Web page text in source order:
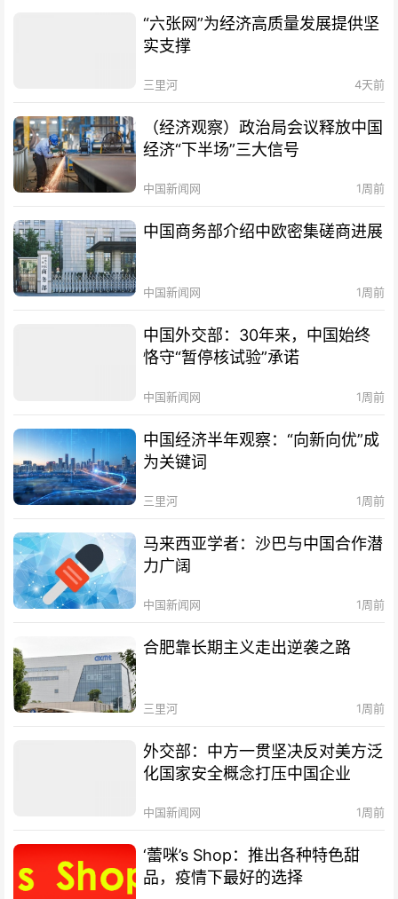
“六张网”为经济高质量发展提供坚
实支撑
三里河 4天前
（经济观察）政治局会议释放中国
经济“下半场”三大信号
中国新闻网 1周前
中国商务部介绍中欧密集磋商进展
中国新闻网 1周前
中国外交部：30年来，中国始终
恪守“暂停核试验”承诺
中国新闻网 1周前
中国经济半年观察：“向新向优”成
为关键词
三里河 1周前
马来西亚学者：沙巴与中国合作潜
力广阔
中国新闻网 1周前
合肥靠长期主义走出逆袭之路
三里河 1周前
外交部：中方一贯坚决反对美方泛
化国家安全概念打压中国企业
中国新闻网 1周前
‘蕾咪’s Shop：推出各种特色甜
品，疫情下最好的选择